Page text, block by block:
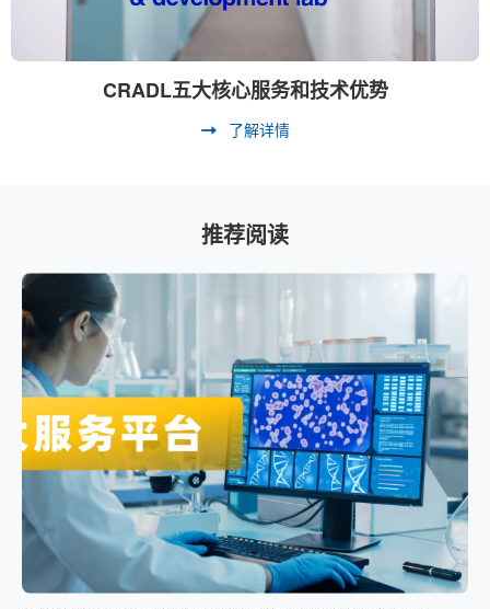
CRADL五大核心服务和技术优势
了解详情
推荐阅读